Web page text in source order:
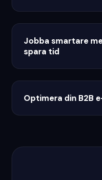
Jobba smartare
spara tid
Optimera din B2B